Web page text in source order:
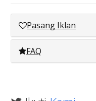
Pasang Iklan
FAQ